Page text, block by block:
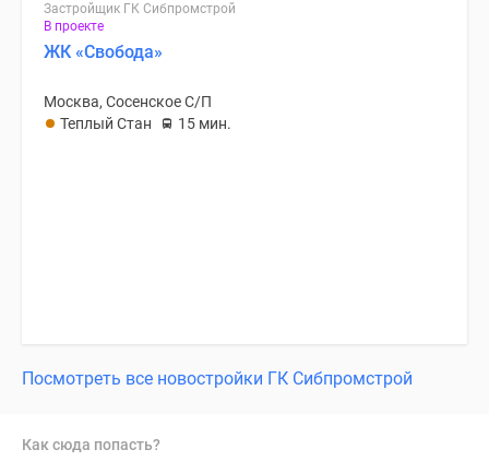
Застройщик ГК Сибпромстрой
В проекте
ЖК «Свобода»
Москва, Сосенское С/П
Теплый Стан
15 мин.
Посмотреть все новостройки ГК Сибпромстрой
Как сюда попасть?